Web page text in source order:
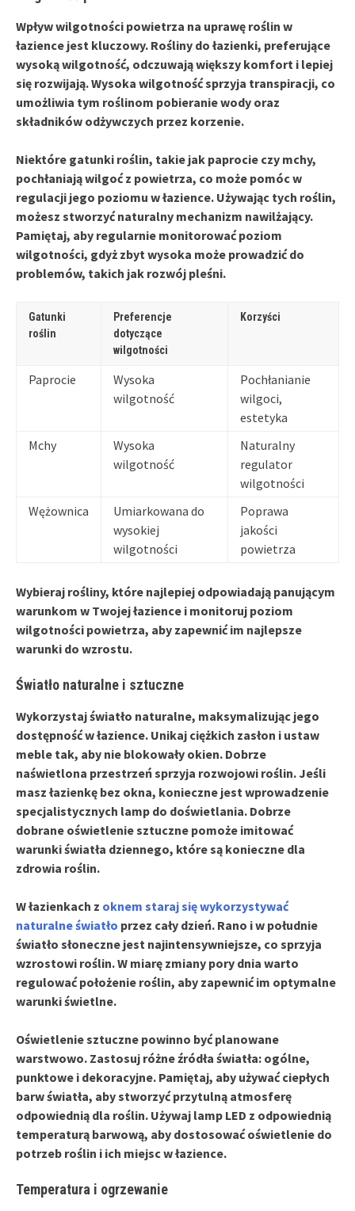
Wpływwilgotności powietrza na uprawę roślin w
łazience jest kluczowy. Rośliny do łazienki, preferujące
wysoką wilgotność, odczuwają większy komfort i lepiej
się rozwijają. Wysoka wilgotność sprzyja transpiracji, co
umożliwia tym roślinom pobieranie wody oraz
składników odżywczych przez korzenie.
Niektóre gatunki roślin, takie jak paprocie czy mchy,
pochłaniają wilgoć z powietrza, co może pomóc w
regulacji jego poziomu w łazience. Używając tych roślin,
możesz stworzyć naturalny mechanizm nawilżający.
Pamiętaj, aby regularnie monitorować poziom
wilgotności, gdyż zbyt wysoka może prowadzić do
problemów, takich jak rozwój pleśni.
Gatunki
roślin
Preferencje
dotyczące
wilgotności
Korzyści
Paprocie
Wysoka
wilgotność
Pochłanianie
wilgoci,
estetyka
Mchy
Wysoka
wilgotność
Naturalny
regulator
wilgotności
Wężownica
Umiarkowana do
wysokiej
wilgotności
Poprawa
jakości
powietrza
Wybieraj rośliny, które najlepiej odpowiadają panującym
warunkom w Twojej łazience i monitoruj poziom
wilgotności powietrza, aby zapewnić im najlepsze
warunki do wzrostu.
Światło naturalne i sztuczne
Wykorzystaj światło naturalne, maksymalizując jego
dostępność w łazience. Unikaj ciężkich zasłon i ustaw
meble tak, aby nie blokowały okien. Dobrze
naświetlona przestrzeń sprzyja rozwojowi roślin. Jeśli
masz łazienkę bez okna, konieczne jest wprowadzenie
specjalistycznych lamp do doświetlania. Dobrze
dobrane oświetlenie sztuczne pomoże imitować
warunki światła dziennego, które są konieczne dla
zdrowia roślin.
W łazienkach z oknem staraj się wykorzystywać
naturalne światło przez cały dzień. Rano i w południe
światło słoneczne jest najintensywniejsze, co sprzyja
wzrostowi roślin. W miarę zmiany pory dnia warto
regulować położenie roślin, aby zapewnić im optymalne
warunki świetlne.
Oświetlenie sztuczne powinno być planowane
warstwowo. Zastosuj różne źródła światła: ogólne,
punktowe i dekoracyjne. Pamiętaj, aby używać ciepłych
barw światła, aby stworzyć przytulną atmosferę
odpowiednią dla roślin. Używaj lamp LED z odpowiednią
temperaturą barwową, aby dostosować oświetlenie do
potrzeb roślin i ich miejsc w łazience.
Temperatura i ogrzewanie